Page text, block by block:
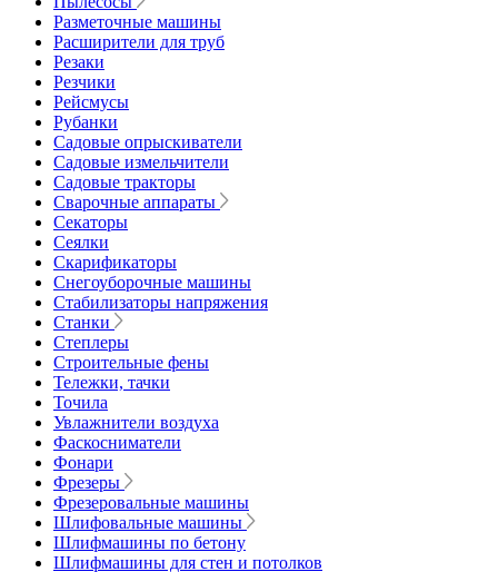
Разметочные машины
Расширители для труб
Резаки
Резчики
Рейсмусы
Рубанки
Садовые опрыскиватели
Садовые измельчители
Садовые тракторы
Сварочные аппараты
Секаторы
Сеялки
Скарификаторы
Снегоуборочные машины
Стабилизаторы напряжения
Станки
Степлеры
Строительные фены
Тележки, тачки
Точила
Увлажнители воздуха
Фаскосниматели
Фонари
Фрезеры
Фрезеровальные машины
Шлифовальные машины
Шлифмашины по бетону
Шлифмашины для стен и потолков